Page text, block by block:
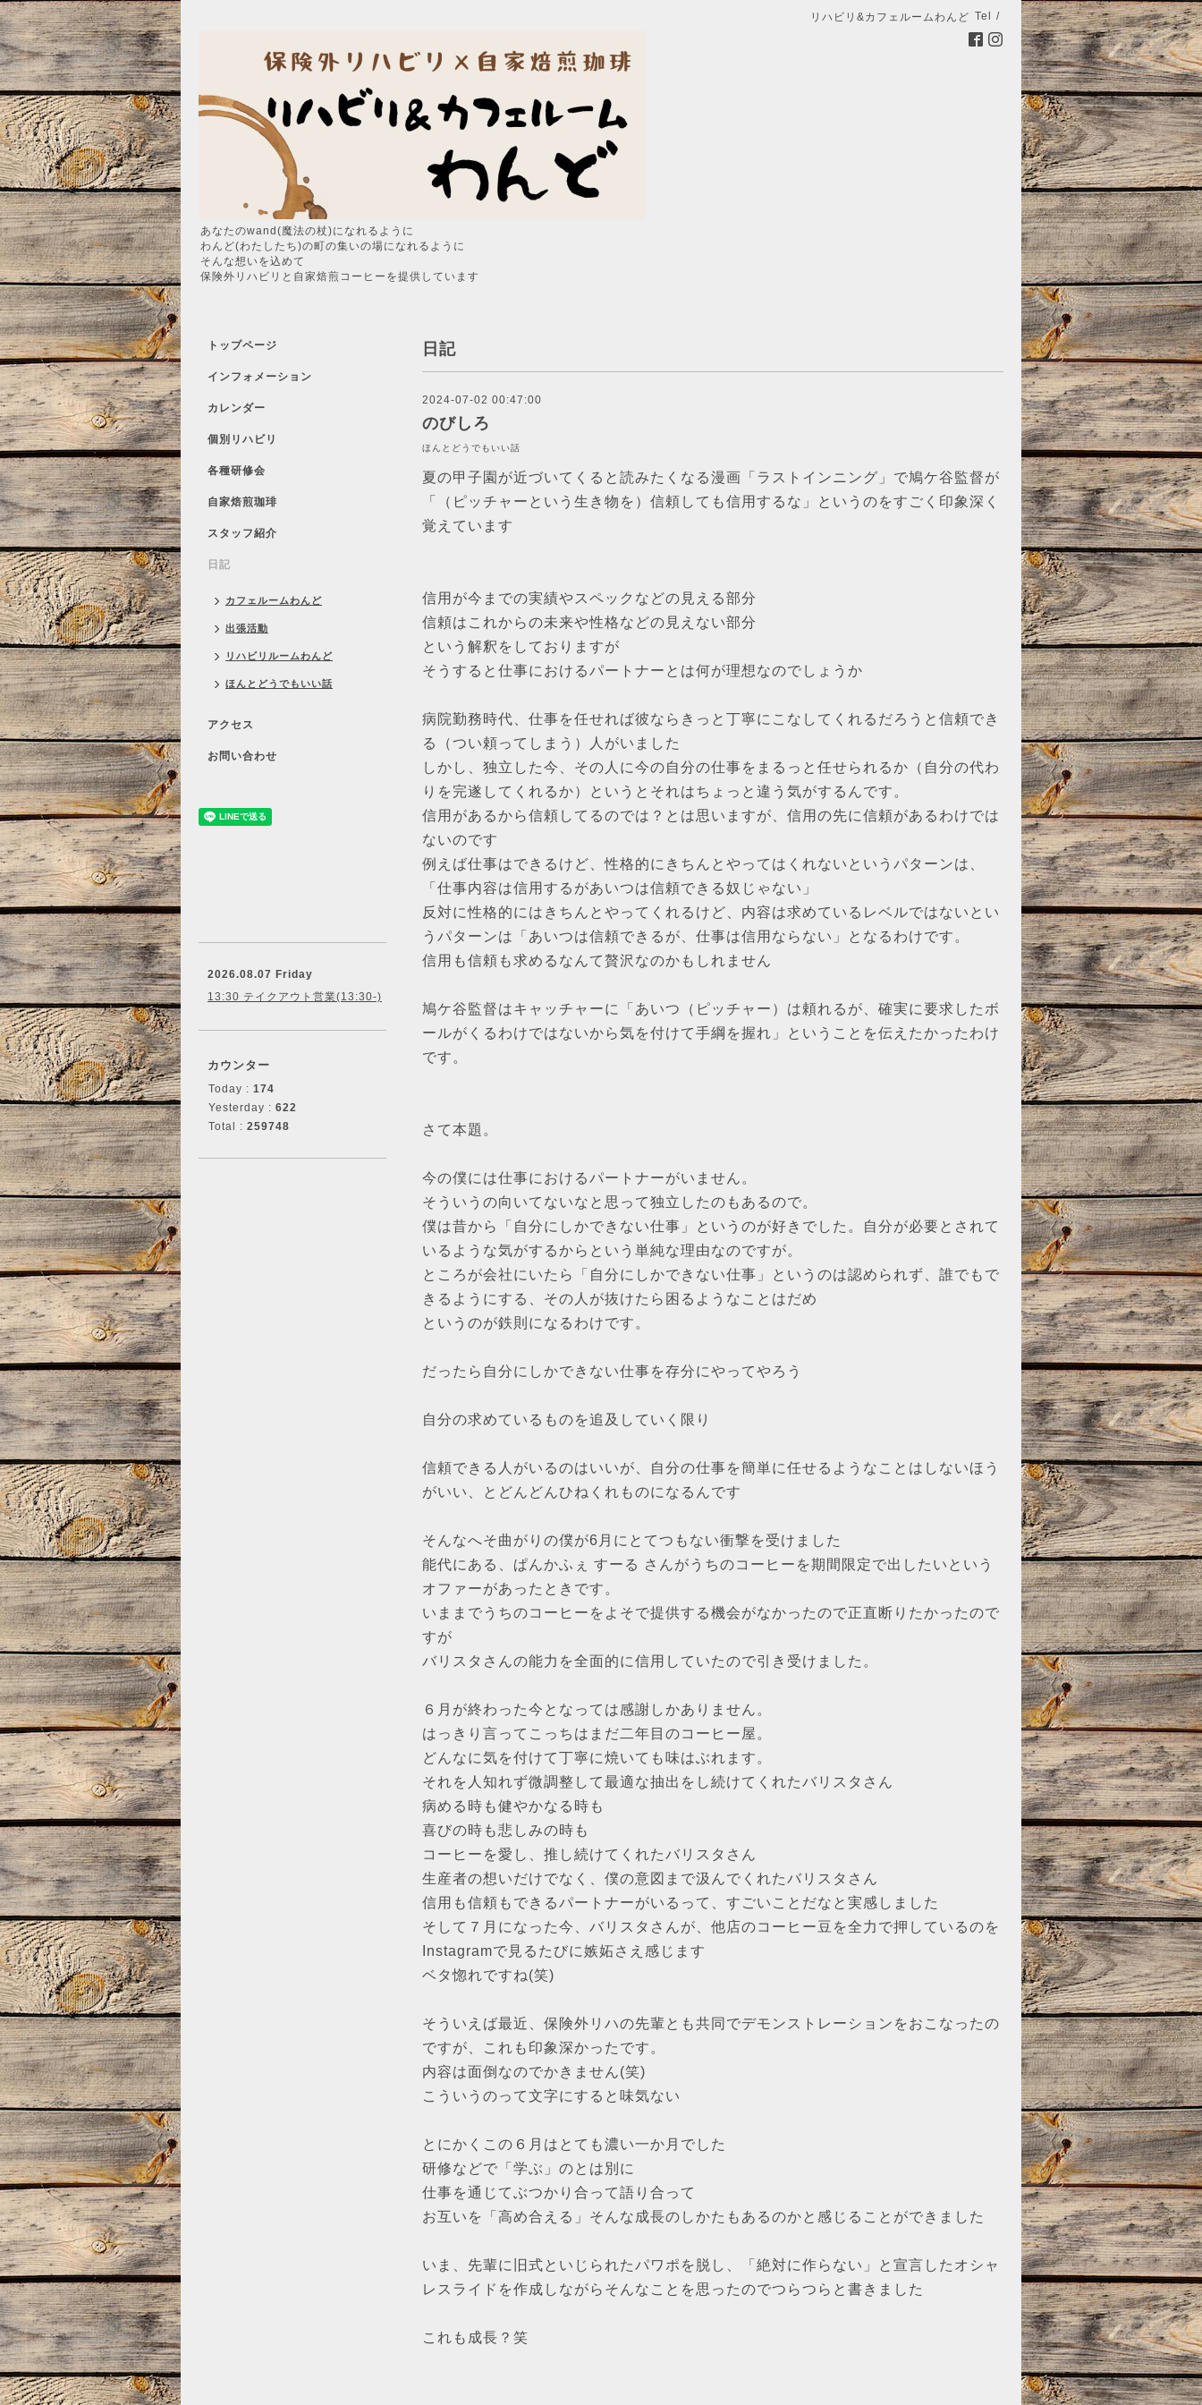
リハビリ&カフェルームわんど Tel /
あなたのwand(魔法の杖)になれるように
わんど(わたしたち)の町の集いの場になれるように
そんな想いを込めて
保険外リハビリと自家焙煎コーヒーを提供しています
日記
2024-07-02 00:47:00
のびしろ
ほんとどうでもいい話
夏の甲子園が近づいてくると読みたくなる漫画「ラストインニング」で鳩ケ谷監督が
「（ピッチャーという生き物を）信頼しても信用するな」というのをすごく印象深く
覚えています
信用が今までの実績やスペックなどの見える部分
信頼はこれからの未来や性格などの見えない部分
という解釈をしておりますが
そうすると仕事におけるパートナーとは何が理想なのでしょうか
病院勤務時代、仕事を任せれば彼ならきっと丁寧にこなしてくれるだろうと信頼でき
る（つい頼ってしまう）人がいました
しかし、独立した今、その人に今の自分の仕事をまるっと任せられるか（自分の代わ
りを完遂してくれるか）というとそれはちょっと違う気がするんです。
信用があるから信頼してるのでは？とは思いますが、信用の先に信頼があるわけでは
ないのです
例えば仕事はできるけど、性格的にきちんとやってはくれないというパターンは、
「仕事内容は信用するがあいつは信頼できる奴じゃない」
反対に性格的にはきちんとやってくれるけど、内容は求めているレベルではないとい
うパターンは「あいつは信頼できるが、仕事は信用ならない」となるわけです。
信用も信頼も求めるなんて贅沢なのかもしれません
鳩ケ谷監督はキャッチャーに「あいつ（ピッチャー）は頼れるが、確実に要求したボ
ールがくるわけではないから気を付けて手綱を握れ」ということを伝えたかったわけ
です。
さて本題。
今の僕には仕事におけるパートナーがいません。
そういうの向いてないなと思って独立したのもあるので。
僕は昔から「自分にしかできない仕事」というのが好きでした。自分が必要とされて
いるような気がするからという単純な理由なのですが。
ところが会社にいたら「自分にしかできない仕事」というのは認められず、誰でもで
きるようにする、その人が抜けたら困るようなことはだめ
というのが鉄則になるわけです。
だったら自分にしかできない仕事を存分にやってやろう
自分の求めているものを追及していく限り
信頼できる人がいるのはいいが、自分の仕事を簡単に任せるようなことはしないほう
がいい、とどんどんひねくれものになるんです
そんなへそ曲がりの僕が6月にとてつもない衝撃を受けました
能代にある、ぱんかふぇ すーる さんがうちのコーヒーを期間限定で出したいという
オファーがあったときです。
いままでうちのコーヒーをよそで提供する機会がなかったので正直断りたかったので
すが
バリスタさんの能力を全面的に信用していたので引き受けました。
６月が終わった今となっては感謝しかありません。
はっきり言ってこっちはまだ二年目のコーヒー屋。
どんなに気を付けて丁寧に焼いても味はぶれます。
それを人知れず微調整して最適な抽出をし続けてくれたバリスタさん
病める時も健やかなる時も
喜びの時も悲しみの時も
コーヒーを愛し、推し続けてくれたバリスタさん
生産者の想いだけでなく、僕の意図まで汲んでくれたバリスタさん
信用も信頼もできるパートナーがいるって、すごいことだなと実感しました
そして７月になった今、バリスタさんが、他店のコーヒー豆を全力で押しているのを
Instagramで見るたびに嫉妬さえ感じます
ベタ惚れですね(笑)
そういえば最近、保険外リハの先輩とも共同でデモンストレーションをおこなったの
ですが、これも印象深かったです。
内容は面倒なのでかきません(笑)
こういうのって文字にすると味気ない
とにかくこの６月はとても濃い一か月でした
研修などで「学ぶ」のとは別に
仕事を通じてぶつかり合って語り合って
お互いを「高め合える」そんな成長のしかたもあるのかと感じることができました
いま、先輩に旧式といじられたパワポを脱し、「絶対に作らない」と宣言したオシャ
レスライドを作成しながらそんなことを思ったのでつらつらと書きました
これも成長？笑
トップページ
インフォメーション
カレンダー
個別リハビリ
各種研修会
自家焙煎珈琲
スタッフ紹介
日記
カフェルームわんど
出張活動
リハビリルームわんど
ほんとどうでもいい話
アクセス
お問い合わせ
2026.08.07 Friday
13:30 テイクアウト営業(13:30-)
カウンター
Today : 174
Yesterday : 622
Total : 259748